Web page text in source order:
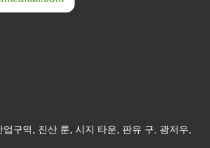
구역, 진산 룬, 시지 타운, 판유 구, 광저우,